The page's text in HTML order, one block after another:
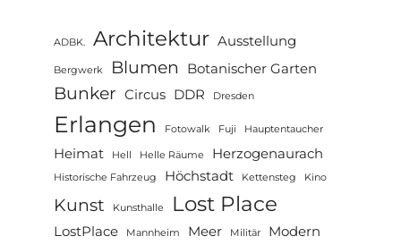
ADBK. Architektur Ausstellung
Bergwerk Blumen Botanischer Garten
Bunker Circus DDR Dresden
Erlangen Fotowalk Fuji Hauptentaucher
Heimat Hell Helle Räume Herzogenaurach
Historische Fahrzeug Höchstadt Kettensteg Kino
Kunst Kunsthalle Lost Place
LostPlace Mannheim Meer Militär Modern